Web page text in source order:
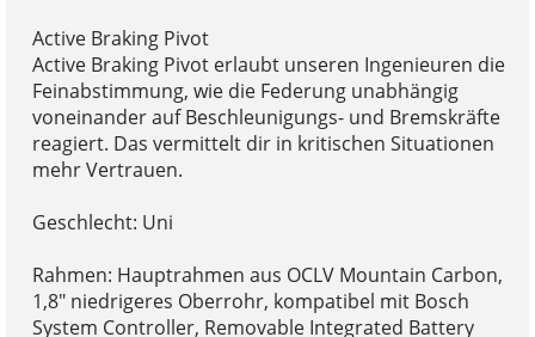
Active Braking Pivot
Active Braking Pivot erlaubt unseren Ingenieuren die
Feinabstimmung, wie die Federung unabhängig
voneinander auf Beschleunigungs- und Bremskräfte
reagiert. Das vermittelt dir in kritischen Situationen
mehr Vertrauen.
Geschlecht: Uni
Rahmen: Hauptrahmen aus OCLV Mountain Carbon,
1,8" niedrigeres Oberrohr, kompatibel mit Bosch
System Controller, Removable Integrated Battery